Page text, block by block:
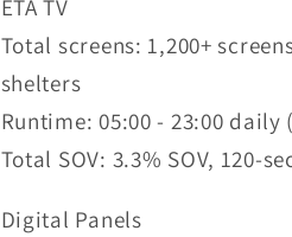
ETA TV
Total screens: 1,200+
shelters
Runtime: 05:00 - 23:00 daily
Total SOV: 3.3% SOV, 120-
Digital Panels